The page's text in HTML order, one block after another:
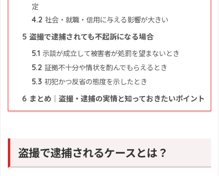
定
4.2 社会・就職・信用に与える影響が大きい
5 盗撮で逮捕されても不起訴になる場合
5.1 示談が成立して被害者が処罰を望まないとき
5.2 証拠不十分や情状を酌んでもらえるとき
5.3 初犯かつ反省の態度を示したとき
6 まとめ｜盗撮・逮捕の実情と知っておきたいポイント
盗撮で逮捕されるケースとは？